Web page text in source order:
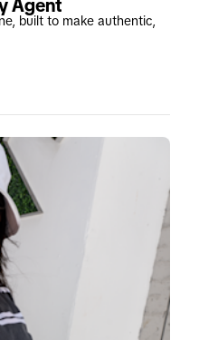
Agent
built to make authentic,